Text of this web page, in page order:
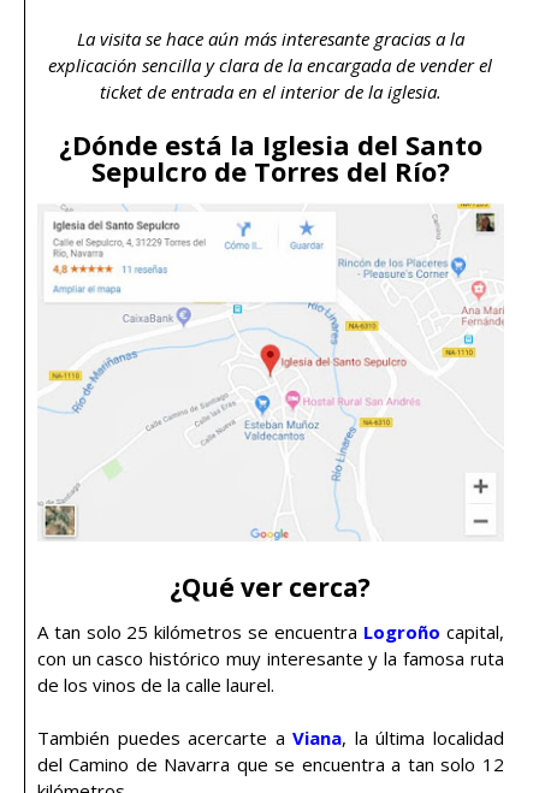
La visita se hace aún más interesante gracias a la
explicación sencilla y clara de la encargada de vender el
ticket de entrada en el interior de la iglesia.
¿Dónde está la Iglesia del Santo
Sepulcro de Torres del Río?
¿Qué ver cerca?
A tan solo 25 kilómetros se encuentra Logroño capital,
con un casco histórico muy interesante y la famosa ruta
de los vinos de la calle laurel.
También puedes acercarte aViana, la última localidad
del Camino de Navarra que se encuentra a tan solo 12